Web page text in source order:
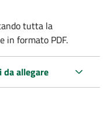
tutta la
in formato PDF.
allegare